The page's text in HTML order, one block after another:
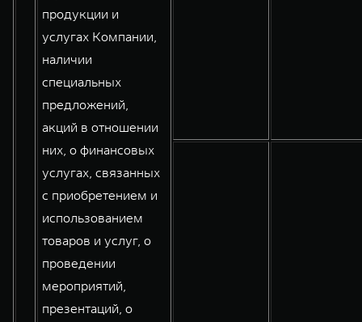
продукции и
услугах Компании,
наличии
специальных
предложений,
акций в отношении
них, о финансовых
услугах, связанных
с приобретением и
использованием
товаров и услуг, о
проведении
мероприятий,
презентаций, о